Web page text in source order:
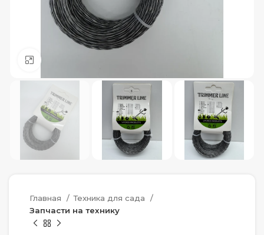
Главная
Техника для сада
Запчасти на технику